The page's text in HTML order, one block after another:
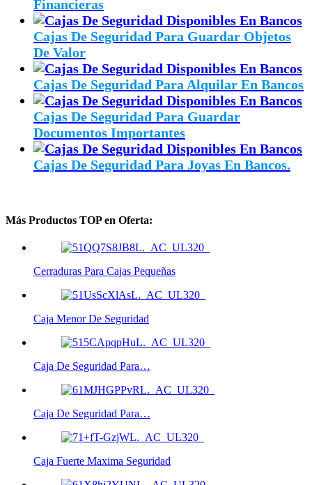
Financieras
Cajas De Seguridad Para Guardar Objetos
De Valor
Cajas De Seguridad Para Alquilar En Bancos
Cajas De Seguridad Para Guardar
Documentos Importantes
Cajas De Seguridad Para Joyas En Bancos.
Más Productos TOP en Oferta:
Cerraduras Para Cajas Pequeñas
Caja Menor De Seguridad
Caja De Seguridad Para…
Caja De Seguridad Para…
Caja Fuerte Maxima Seguridad